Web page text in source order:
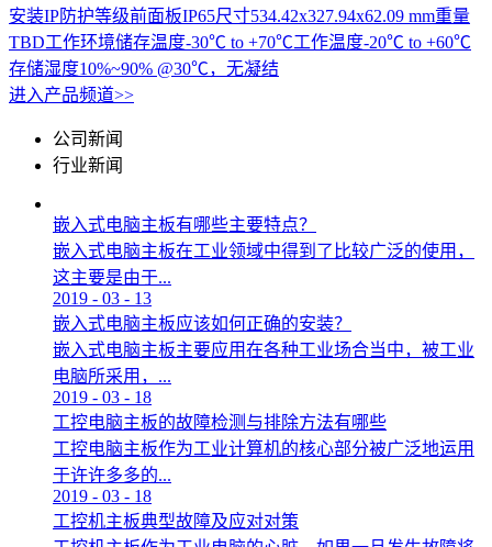
安装IP防护等级前面板IP65尺寸534.42x327.94x62.09 mm重量
TBD工作环境储存温度-30℃ to +70℃工作温度-20℃ to +60℃
存储湿度10%~90% @30℃，无凝结
进入产品频道>>
公司新闻
行业新闻
嵌入式电脑主板有哪些主要特点？
嵌入式电脑主板在工业领域中得到了比较广泛的使用，
这主要是由于...
2019 - 03 - 13
嵌入式电脑主板应该如何正确的安装？
嵌入式电脑主板主要应用在各种工业场合当中，被工业
电脑所采用，...
2019 - 03 - 18
工控电脑主板的故障检测与排除方法有哪些
工控电脑主板作为工业计算机的核心部分被广泛地运用
于许许多多的...
2019 - 03 - 18
工控机主板典型故障及应对对策